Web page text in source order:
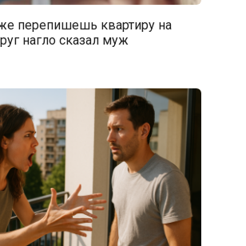
перепишешь квартиру на
нагло сказал муж